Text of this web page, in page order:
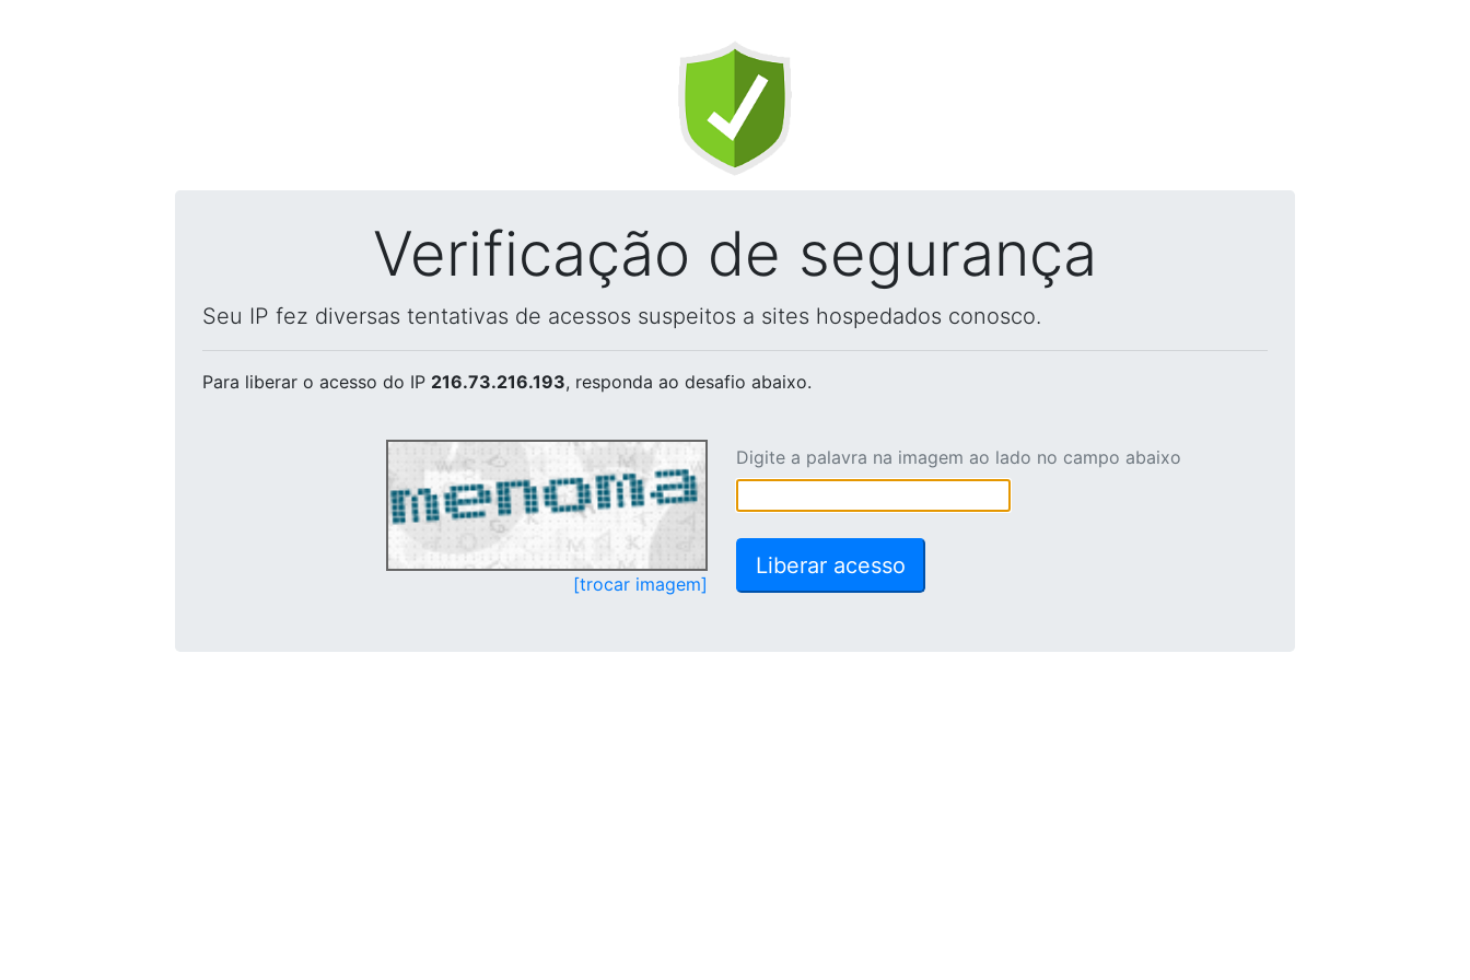
Verificação de segurança
Seu IP fez diversas tentativas de acessos suspeitos a sites hospedados conosco.
Para liberar o acesso do IP 216.73.216.193, responda ao desafio abaixo.
[trocar imagem]
Digite a palavra na imagem ao lado no campo abaixo